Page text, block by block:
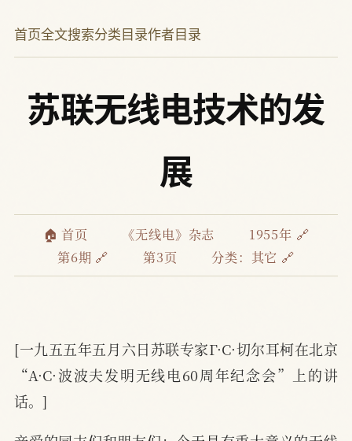
首页全文搜索分类目录作者目录
苏联无线电技术的发
展
🏠 首页 《无线电》杂志
1955年 🔗
第6期 🔗
第3页 分类： 其它 🔗
[一九五五年五月六日苏联专家Γ·C·切尔耳柯在北京
“A·C·波波夫发明无线电60周年纪念会”上的讲
话。]